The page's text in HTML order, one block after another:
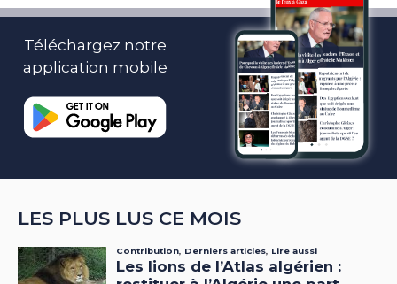
Téléchargez notre
application mobile
LES PLUS LUS CE MOIS